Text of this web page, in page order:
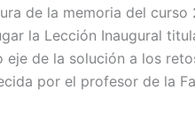
de la memoria del
la Lección Inaugural
de la solución a los
por el profesor de la